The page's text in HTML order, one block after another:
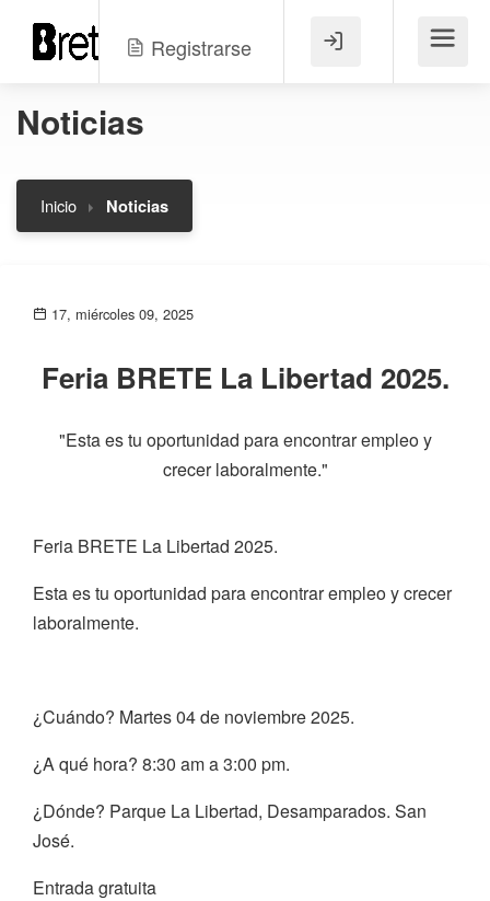
Registrarse Menú
Noticias
Inicio Noticias
17, miércoles 09, 2025
Feria BRETE La Libertad 2025.
"Esta es tu oportunidad para encontrar empleo y
crecer laboralmente."
Feria BRETE La Libertad 2025.
Esta es tu oportunidad para encontrar empleo y crecer
laboralmente.
¿Cuándo? Martes 04 de noviembre 2025.
¿A qué hora? 8:30 am a 3:00 pm.
¿Dónde? Parque La Libertad, Desamparados. San
José.
Entrada gratuita